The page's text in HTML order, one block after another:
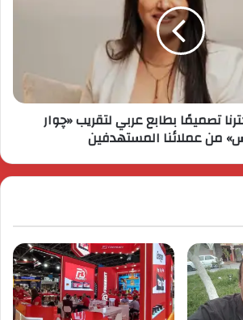
تصميمًا بطابع عربي لتقريب «چوار
من عملائنا المستهدفين